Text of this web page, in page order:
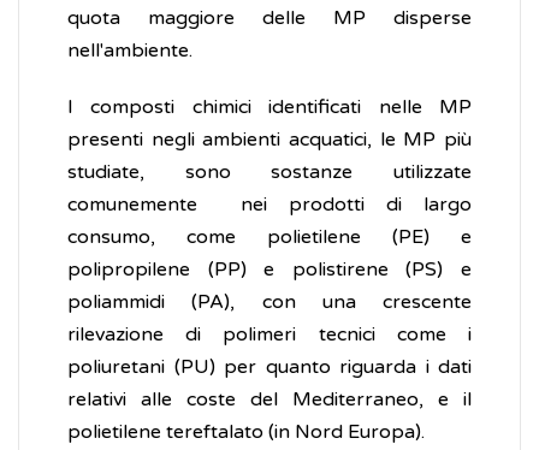
quota maggiore delle MP disperse
nell'ambiente.
I composti chimici identificati nelle MP
presenti negli ambienti acquatici, le MP più
studiate, sono sostanze utilizzate
comunemente nei prodotti di largo
consumo, come polietilene (PE) e
polipropilene (PP) e polistirene (PS) e
poliammidi (PA), con una crescente
rilevazione di polimeri tecnici come i
poliuretani (PU) per quanto riguarda i dati
relativi alle coste del Mediterraneo, e il
polietilene tereftalato (in Nord Europa).